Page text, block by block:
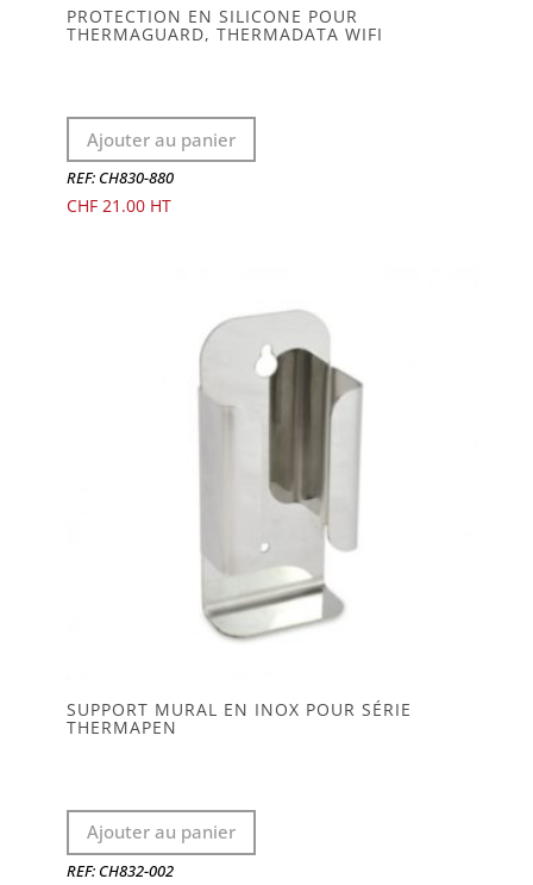
PROTECTION EN SILICONE POUR
THERMAGUARD, THERMADATA WIFI
Ajouter au panier
REF: CH830-880
CHF21.00
SUPPORT MURAL EN INOX POUR SÉRIE
THERMAPEN
Ajouter au panier
REF: CH832-002